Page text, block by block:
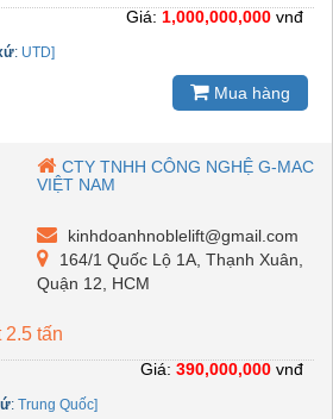
: UTD]
Giá: 1,000,000,000 vnđ
Mua hàng
CTY TNHH CÔNG NGHỆ G-MAC
VIỆT NAM
kinhdoanhnoblelift@gmail.com
164/1 Quốc Lộ 1A, Thạnh Xuân,
Quận 12, HCM
tấn
: Trung Quốc]
Giá: 390,000,000 vnđ